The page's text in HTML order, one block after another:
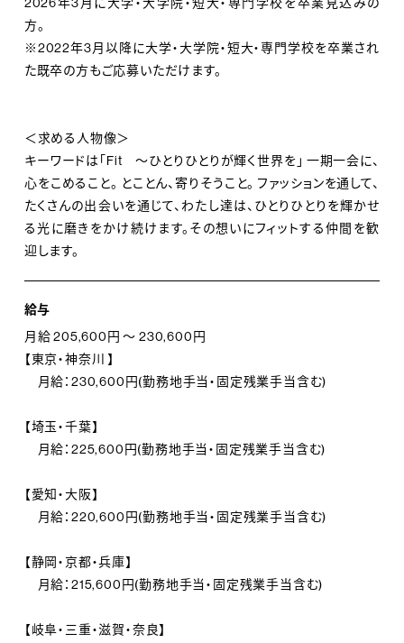
【主要ブランド】
OPAQUE.CLIP（オペークドットクリップ）
INDIVI（インディヴィ）
COUP DE CHANCE（クードシャンス）
Reflect（リフレクト）
TAKEO KIKUCHI（タケオ キクチ）
THE SHOP TK（ザ ショップ ティーケー）
Dessin（デッサン）
DRESSTERIOR（ドレステリア） etc
2026年3月に大学・大学院・短大・専門学校を卒業見込みの
方。
※2022年3月以降に大学・大学院・短大・専門学校を卒業され
た既卒の方もご応募いただけます。
＜求める人物像＞
キーワードは「Fit ～ひとりひとりが輝く世界を」 一期一会に、
心をこめること。 とことん、寄りそうこと。 ファッションを通して、
たくさんの出会いを通じて、わたし達は、ひとりひとりを輝かせ
る光に磨きをかけ続けます。その想いにフィットする仲間を歓
迎します。
給与
月給 205,600円 ～ 230,600円
【東京・神奈川 】
月給：230,600円(勤務地手当・固定残業手当含む)
【埼玉・千葉】
月給：225,600円(勤務地手当・固定残業手当含む)
【愛知・大阪】
月給：220,600円(勤務地手当・固定残業手当含む)
【静岡・京都・兵庫】
月給：215,600円(勤務地手当・固定残業手当含む)
【岐阜・三重・滋賀・奈良】